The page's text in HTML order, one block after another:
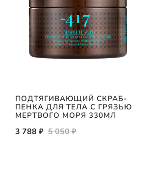
ПОДТЯГИВАЮЩИЙ СКРАБ-
ПЕНКА ДЛЯ ТЕЛА С ГРЯЗЬЮ
МЕРТВОГО МОРЯ 330МЛ
3 788 ₽ 5 050 ₽